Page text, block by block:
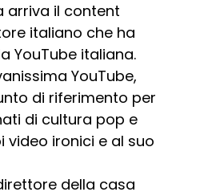
arriva il content
italiano che ha
YouTube italiana.
YouTube,
di riferimento per
di cultura pop e
video ironici e al suo
della casa